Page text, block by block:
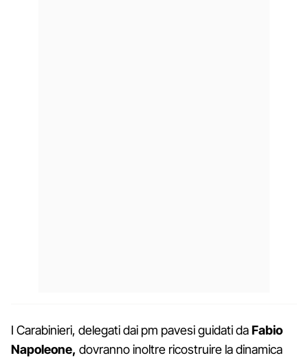
I Carabinieri, delegati dai pm pavesi guidati daFabio
Napoleone, dovranno inoltre ricostruire la dinamica